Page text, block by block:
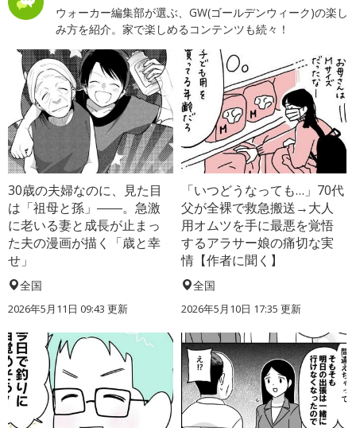
ウォーカー編集部が選ぶ、GW(ゴールデンウィーク)の楽し
み方を紹介。家で楽しめるコンテンツも続々！
30歳の夫婦なのに、見た目
は「祖母と孫」――。急激
に老いる妻と成長が止まっ
た夫の漫画が描く「歳と幸
せ」
全国
2026年5月11日 09:43 更新
「いつどうなっても…」70代
父が全裸で救急搬送→大人
用オムツを手に最悪を覚悟
するアラサー娘の痛切な実
情【作者に聞く】
全国
2026年5月10日 17:35 更新